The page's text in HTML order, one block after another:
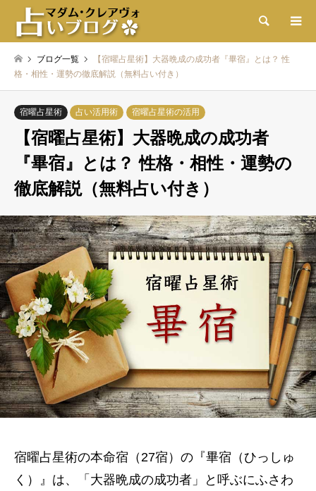
検索
ブログ一覧
【宿曜占星術】大器晩成の成功者『畢宿』とは？ 性
格・相性・運勢の徹底解説（無料占い付き）
宿曜占星術 占い活用術 宿曜占星術の活用
【宿曜占星術】大器晩成の成功者
『畢宿』とは？ 性格・相性・運勢の
徹底解説（無料占い付き）
宿曜占星術の本命宿（27宿）の『畢宿（ひっしゅ
く）』は、「大器晩成の成功者」と呼ぶにふさわ